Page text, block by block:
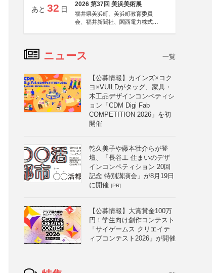
あと 32 日
2026 第37回 美浜美術展
福井県美浜町、美浜町教育委員
会、福井新聞社、関西電力株式会
ニュース 一覧
【公募情報】カインズ×コク
ヨ×VUILDがタッグ、家具・
木工品デザインコンペティシ
ョン「CDM Digi Fab
COMPETITION 2026」を初
開催
乾久美子や藤本壮介らが登
壇、「長谷工 住まいのデザ
インコンペティション 20回
記念 特別講演会」が8月19日
に開催 [PR]
【公募情報】大賞賞金100万
円！学生向け創作コンテスト
「サイゲームス クリエイテ
ィブコンテスト2026」が開催